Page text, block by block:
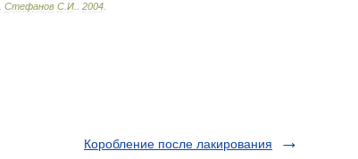
Стефанов С И 2004
Коробление после лакирования